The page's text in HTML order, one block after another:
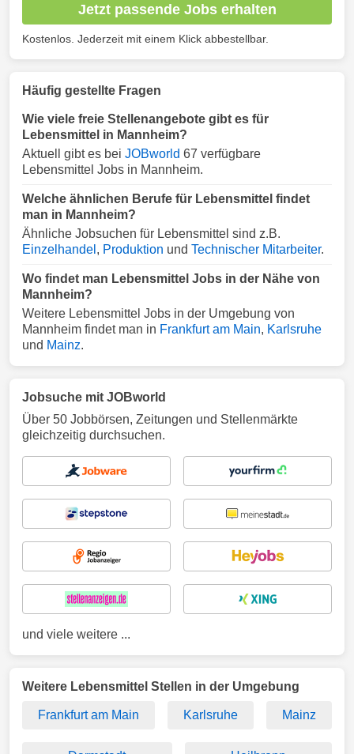
Jetzt passende Jobs erhalten
Kostenlos. Jederzeit mit einem Klick abbestellbar.
Häufig gestellte Fragen
Wie viele freie Stellenangebote gibt es für
Lebensmittel in Mannheim?
Aktuell gibt es bei JOBworld 67 verfügbare
Lebensmittel Jobs in Mannheim.
Welche ähnlichen Berufe für Lebensmittel findet
man in Mannheim?
Ähnliche Jobsuchen für Lebensmittel sind z.B.
Einzelhandel , Produktion und Technischer Mitarbeiter.
Wo findet man Lebensmittel Jobs in der Nähe von
Mannheim?
Weitere Lebensmittel Jobs in der Umgebung von
Mannheim findet man in Frankfurt am Main, Karlsruhe
und Mainz.
Jobsuche mit JOBworld
Über 50 Jobbörsen, Zeitungen und Stellenmärkte
gleichzeitig durchsuchen.
und viele weitere ...
Weitere Lebensmittel Stellen in der Umgebung
Frankfurt am Main Karlsruhe Mainz